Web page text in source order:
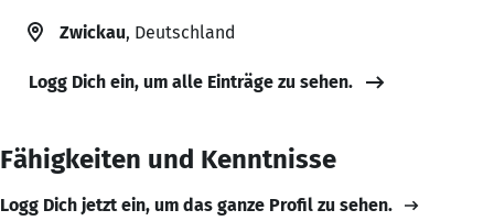
Zwickau, Deutschland
Logg Dich ein, um alle Einträge zu sehen.
Fähigkeiten und Kenntnisse
Logg Dich jetzt ein, um das ganze Profil zu sehen.